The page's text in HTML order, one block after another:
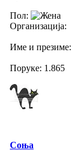
Пол:
Организација:
Име и презиме:
Поруке: 1.865
Соња